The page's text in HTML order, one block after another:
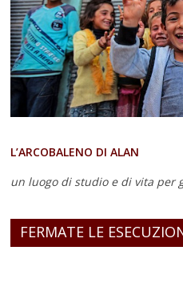
L’ARCOBALENO DI ALAN
un luogo di studio e di vita per
FERMATE LE